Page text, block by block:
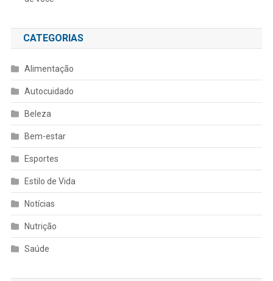
CATEGORIAS
Alimentação
Autocuidado
Beleza
Bem-estar
Esportes
Estilo de Vida
Notícias
Nutrição
Saúde